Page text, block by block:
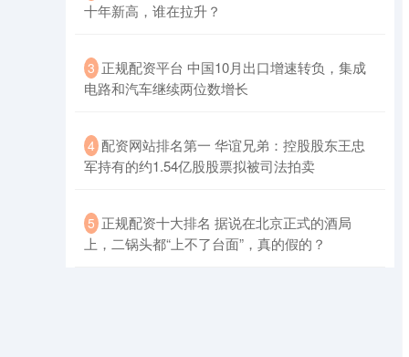
十年新高，谁在拉升？
3 ​正规配资平台 中国10月出口增速转负，集成
电路和汽车继续两位数增长
4 ​配资网站排名第一 华谊兄弟：控股股东王忠
军持有的约1.54亿股股票拟被司法拍卖
5 ​正规配资十大排名 据说在北京正式的酒局
上，二锅头都“上不了台面”，真的假的？